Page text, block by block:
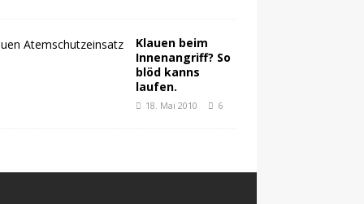
Klauen beim
Innenangriff? So
blöd kanns
laufen.
18. Mai 2010 6